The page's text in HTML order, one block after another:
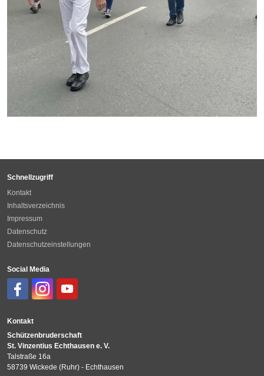
Schnellzugriff
Kontakt
Inhaltsverzeichnis
Impressum
Datenschutz
Datenschutzeinstellungen
Social Media
Kontakt
Schützenbruderschaft
St. Vinzentius Echthausen e. V.
Talstraße 16a
58739 Wickede (Ruhr) - Echthausen